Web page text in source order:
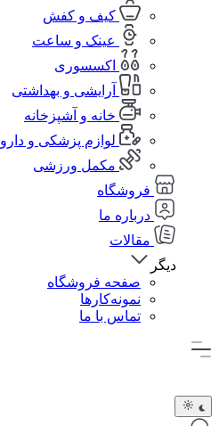
کیف و کفش
عینک و ساعت
اکسسوری
آرایشی و بهداشتی
خانه و آشپزخانه
لوازم پزشکی و دارو
مکمل ورزشی
فروشگاه
درباره ما
مقالات
دیگر
صفحه فروشگاه
نمونه‌کارها
تماس با ما